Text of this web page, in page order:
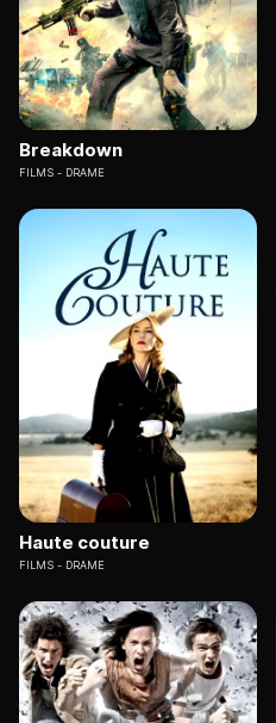
Breakdown
FILMS DRAME
Haute couture
FILMS DRAME